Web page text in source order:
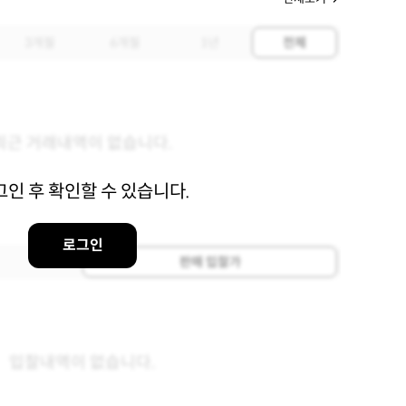
인 후 확인할 수 있습니다.
로그인
전체
판매 입찰가